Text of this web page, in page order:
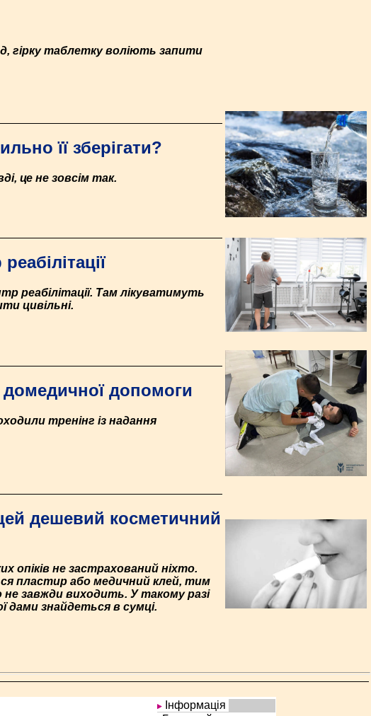
гірку таблетку воліють запити
її зберігати?
це не зовсім так.
реабілітації. Там лікуватимуть
цивільні.
домедичної допомоги
тренінг із надання
дешевий косметичний
опіків не застрахований ніхто.
пластир або медичний клей, тим
завжди виходить. У такому разі
дами знайдеться в сумці.
Інформація